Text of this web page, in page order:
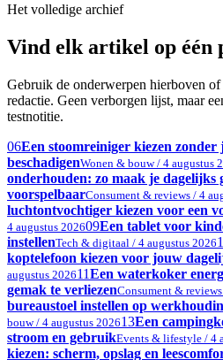
Het volledige archief
Vind elk artikel op één
Gebruik de onderwerpen hierboven
redactie. Geen verborgen lijst, maar
testnotitie.
06Een stoomreiniger kiezen zonder
beschadigenWonen & bouw / 4 augustus
onderhouden: zo maak je dagelijks
voorspelbaarConsument & reviews / 4
luchtontvochtiger kiezen voor een
4 augustus 202609Een tablet voor
instellenTech & digitaal / 4 augustus 2026
koptelefoon kiezen voor jouw
augustus 202611Een waterkoker
gemak te verliezenConsument &
bureaustoel instellen op
bouw / 4 augustus 202613Een
stroom en gebruikEvents & lifestyle / 4
kiezen: scherm, opslag en